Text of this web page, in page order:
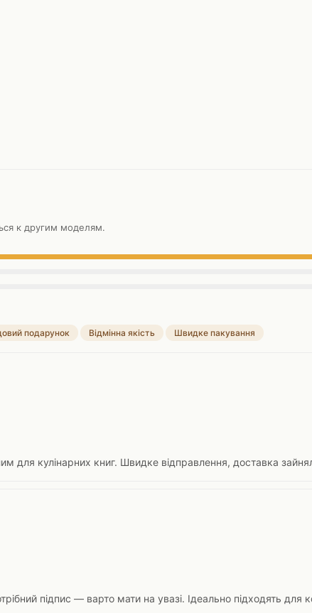
к другим моделям.
подарунок Відмінна якість Швидке пакування
для кулінарних книг. Швидке відправлення, доставка
підпис — варто мати на увазі. Ідеально підходять для